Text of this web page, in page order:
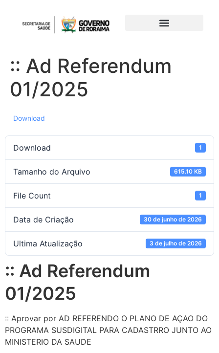
:: Ad Referendum
01/2025
Download
Download 1
Tamanho do Arquivo 615.10 KB
File Count 1
Data de Criação 30 de junho de 2026
Ultima Atualização 3 de julho de 2026
:: Ad Referendum
01/2025
:: Aprovar por AD REFERENDO O PLANO DE AÇAO DO
PROGRAMA SUSDIGITAL PARA CADASTRRO JUNTO AO
MINISTERIO DA SAUDE